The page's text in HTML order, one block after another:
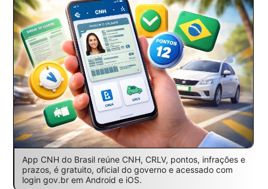
App CNH do Brasil reúne CNH, CRLV, pontos, infrações e
prazos, é gratuito, oficial do governo e acessado com
login gov.br em Android e iOS.